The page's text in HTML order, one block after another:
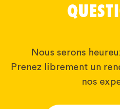
Nous serons
Prenez librement un
nos